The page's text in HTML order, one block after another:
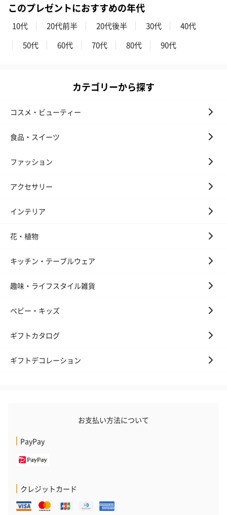
このプレゼントにおすすめの年代
10代 20代前半 20代後半 30代
40代
50代
60代 70代 80代 90代
カテゴリーから探す
コスメ・ビューティー
食品・スイーツ
ファッション
アクセサリー
インテリア
花・植物
キッチン・テーブルウェア
趣味・ライフスタイル雑貨
ベビー・キッズ
ギフトカタログ
ギフトデコレーション
お支払い方法について
PayPay
クレジットカード